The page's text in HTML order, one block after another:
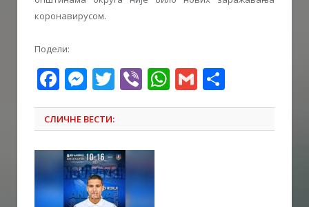
коронавирусом.
Подели:
Facebook
Messenger
Twitter
ViberWhatsApp
Gmail
СЛИЧНЕ ВЕСТИ: